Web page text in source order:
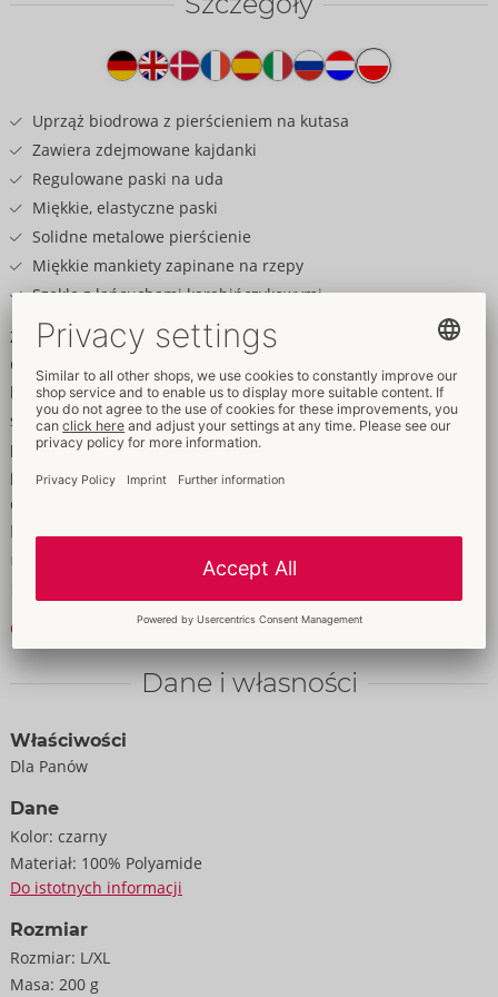
produkcie
Uprząż biodrowa z pierścieniem na kutasa
Zawiera zdejmowane kajdanki
Regulowane paski na uda
Miękkie, elastyczne paski
Solidne metalowe pierścienie
Miękkie mankiety zapinane na rzepy
Szekle z łańcuchami karabińczykowymi
Zniewalający wygląd i dotyk!
Czarna uprząż biodrowa od Svenjoyment z pierścieniem na
kutasa, paskami na uda i odpinanymi kajdankami. Seksowny
styl z miękkimi elastycznymi paskami i solidnymi metalowymi
pierścieniami w kolorze srebrnym. Wszystko jest ze sobą mocno
połączone. Paski na uda można regulować w celu idealnego
dopasowania. Kajdanki można szybko przymocować do uprzęży
biodrowej za pomocą łańcuszków z karabińczykami. Miękkie
mankiety na kostki można szybko założyć i wyregulować za
100% poliamid, metal.
Czytaj dalej
Dane i własności
Właściwości
Dla Panów
Dane
Kolor: czarny
Materiał: 100% Polyamide
Do istotnych informacji
Rozmiar
Rozmiar: L/XL
Masa: 200 g